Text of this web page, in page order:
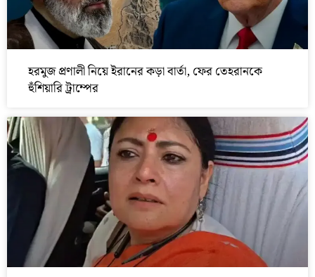
হরমুজ প্রণালী নিয়ে ইরানের কড়া বার্তা, ফের তেহরানকে
হুঁশিয়ারি ট্রাম্পের